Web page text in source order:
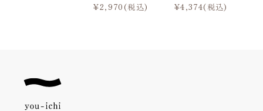
¥2,970(税込) ¥4,374(税込)